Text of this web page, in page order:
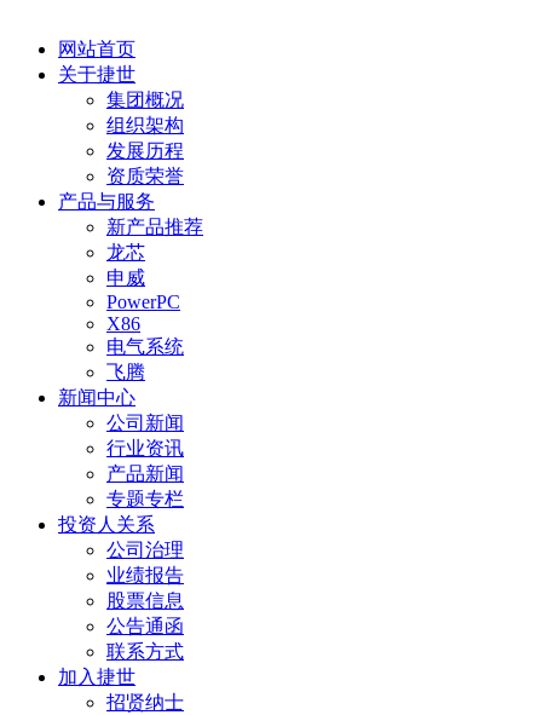
网站首页
关于捷世
集团概况
组织架构
发展历程
资质荣誉
产品与服务
新产品推荐
龙芯
申威
PowerPC
X86
电气系统
飞腾
新闻中心
公司新闻
行业资讯
产品新闻
专题专栏
投资人关系
公司治理
业绩报告
股票信息
公告通函
联系方式
加入捷世
招贤纳士